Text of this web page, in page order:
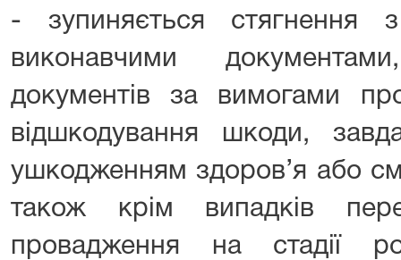
- зупиняється стягнення
виконавчими
документів за вимогами
відшкодування шкоди,
ушкодженням здоров’я або
також крім випадків
провадження на стадії